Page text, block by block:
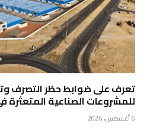
تعرف على ضوابط حظر التصرف
للمشروعات الصناعية المتعثرة
6 أغسطس، 2026